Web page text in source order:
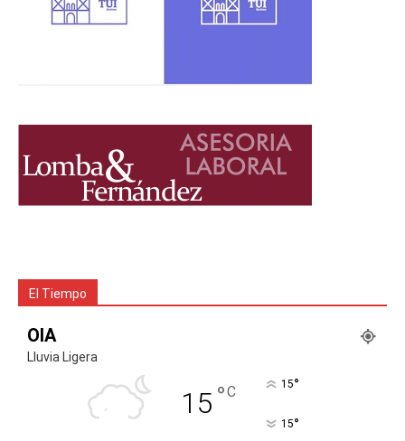
El Tiempo
OIA
Lluvia Ligera
15 °C 15°
15°